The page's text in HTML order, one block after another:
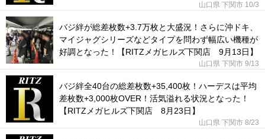
山口県 下関市 10/3
バジ絆が総差枚数+3.7万枚と大盛況！さらに沖ドキ、
マイジャグシリーズなどタイプを問わず幅広い機種が
好調となった！【RITZメガヒルズ下関店 9月13日】
山口県 下関市 9/13
バジ絆全40台の総差枚数+35,400枚！ハーデスは平均
差枚数+3,000枚OVER！活気溢れる状況となった！
【RITZメガヒルズ下関店 8月23日】
山口県 下関市 8/23